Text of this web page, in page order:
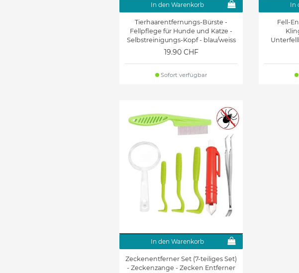
In den Warenkorb
Tierhaarentfernungs-Bürste -
Fellpflege für Hunde und Katze -
Selbstreinigungs-Kopf - blau/weiss
19.90 CHF
Sofort verfügbar
In
Fell-
In den Warenkorb
Zeckenentferner Set (7-teiliges Set)
- Zeckenzange - Zecken Entferner